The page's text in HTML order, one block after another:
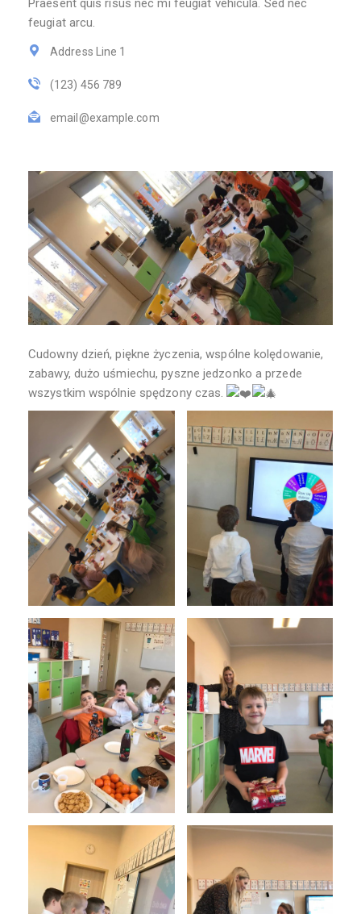
Praesent quis risus nec mi feugiat vehicula. Sed nec
feugiat arcu.
Address Line 1
(123) 456 789
email@example.com
Cudowny dzień, piękne życzenia, wspólne kolędowanie,
zabawy, dużo uśmiechu, pyszne jedzonko a przede
wszystkim wspólnie spędzony czas.